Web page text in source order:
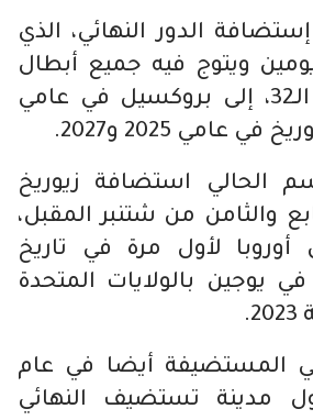
الدور النهائي، الذي
ويتوج فيه جميع أبطال
الدوري الماسي الـ32، إلى بروكسيل في عامي
الحالي استضافة زيوريخ
والثامن من شتنبر المقبل،
لأول مرة في تاريخ
يوجين بالولايات المتحدة
المستضيفة أيضا في عام
أول مدينة تستضيف النهائي